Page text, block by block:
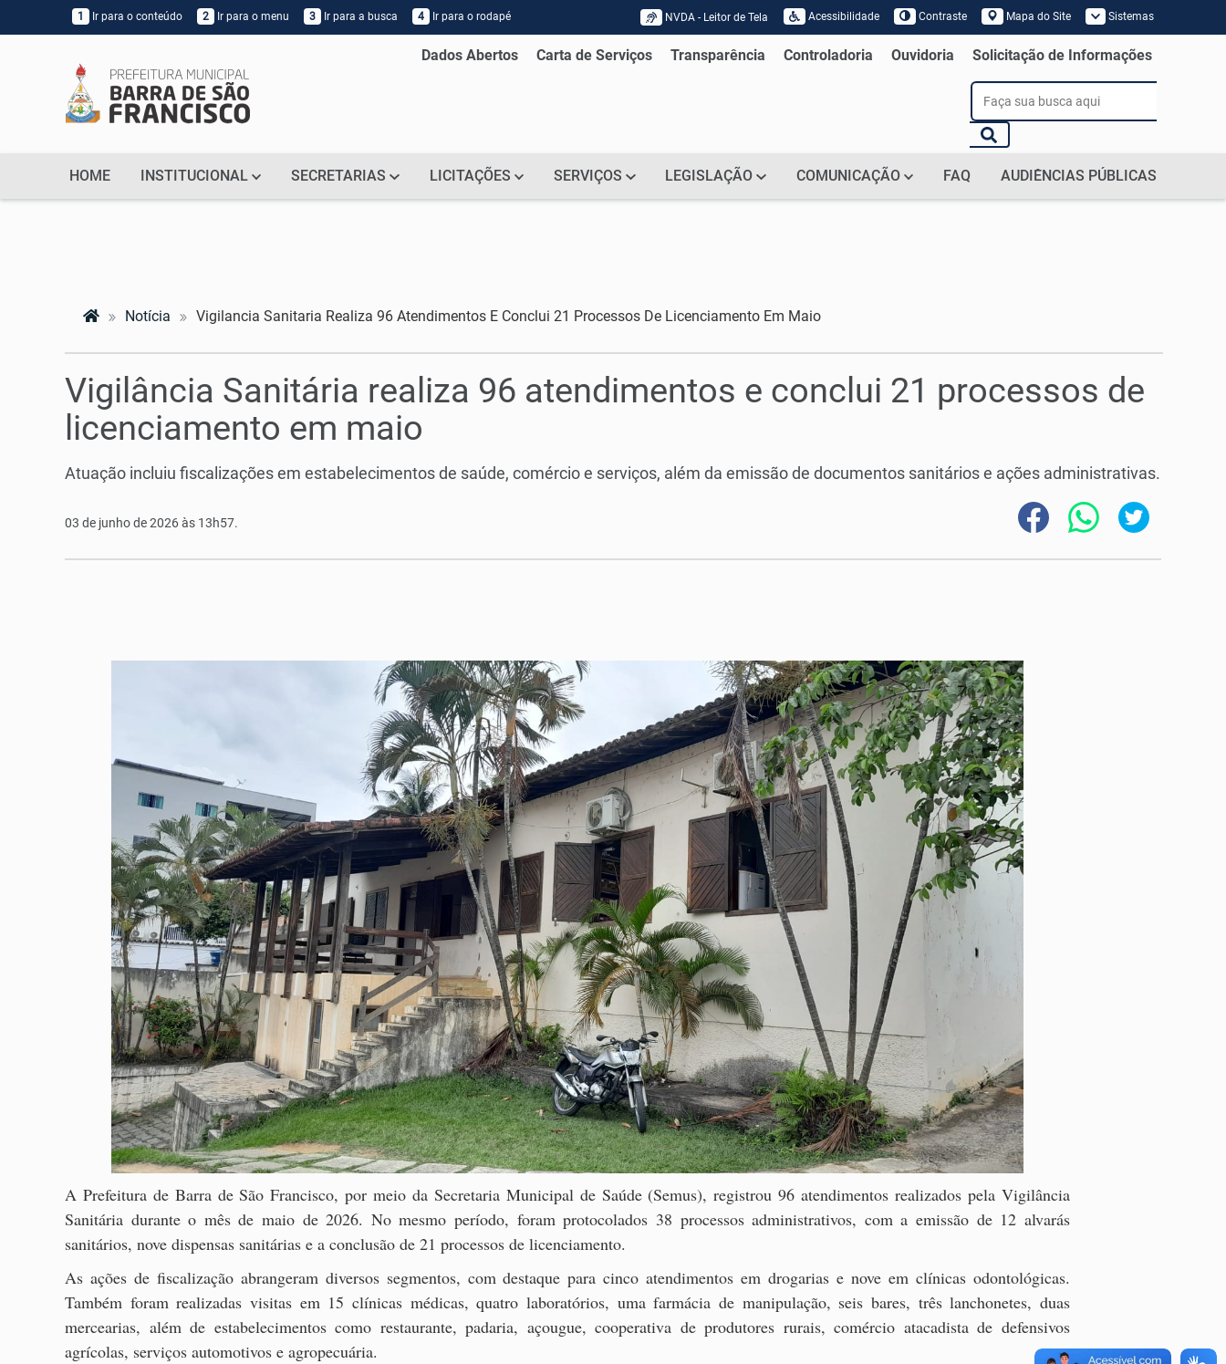
1 Ir para o conteúdo 2 Ir para o menu 3 Ir para a busca 4 Ir para o rodapé Acessar página sobre NVDA - Leitor de Tela
NVDA - Leitor de Tela Acessibilidade Contraste Mapa do Site Sistemas
Dados Abertos Carta de Serviços Transparência Controladoria Ouvidoria Solicitação de Informações
HOME INSTITUCIONAL SECRETARIAS LICITAÇÕES SERVIÇOS LEGISLAÇÃO COMUNICAÇÃO FAQ AUDIÊNCIAS PÚBLICAS
Notícia Vigilancia Sanitaria Realiza 96 Atendimentos E Conclui 21 Processos De Licenciamento Em Maio
Vigilância Sanitária realiza 96 atendimentos e conclui 21 processos de
licenciamento em maio
Atuação incluiu fiscalizações em estabelecimentos de saúde, comércio e serviços, além da emissão de documentos sanitários e ações administrativas.
03 de junho de 2026 às 13h57.
A Prefeitura de Barra de São Francisco, por meio da Secretaria Municipal de Saúde (Semus), registrou 96 atendimentos realizados pela Vigilância
Sanitária durante o mês de maio de 2026. No mesmo período, foram protocolados 38 processos administrativos, com a emissão de 12 alvarás
sanitários, nove dispensas sanitárias e a conclusão de 21 processos de licenciamento.
As ações de fiscalização abrangeram diversos segmentos, com destaque para cinco atendimentos em drogarias e nove em clínicas odontológicas.
Também foram realizadas visitas em 15 clínicas médicas, quatro laboratórios, uma farmácia de manipulação, seis bares, três lanchonetes, duas
mercearias, além de estabelecimentos como restaurante, padaria, açougue, cooperativa de produtores rurais, comércio atacadista de defensivos
agrícolas, serviços automotivos e agropecuária.